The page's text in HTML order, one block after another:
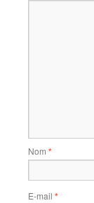
Nom *
E-mail *